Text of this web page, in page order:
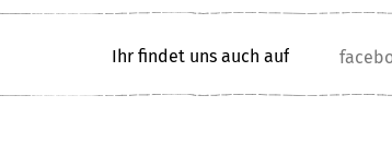
Ihr findet uns auch auf